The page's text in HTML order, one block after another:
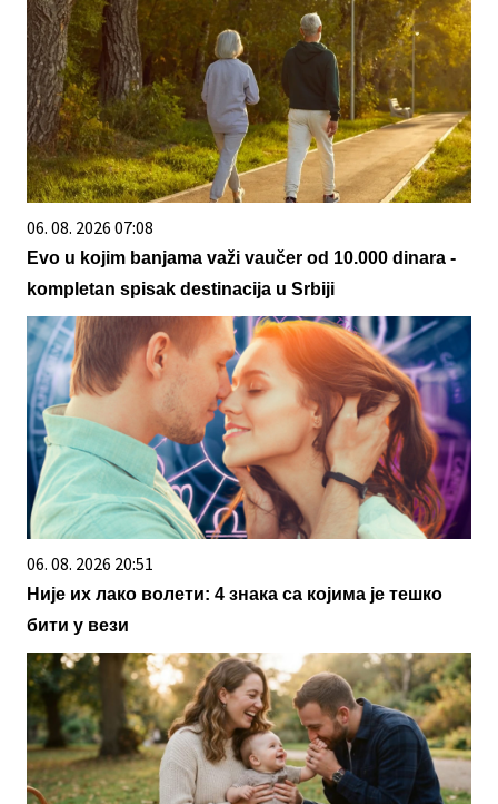
06. 08. 2026 07:08
Evo u kojim banjama važi vaučer od 10.000 dinara -
kompletan spisak destinacija u Srbiji
06. 08. 2026 20:51
Није их лако волети: 4 знака са којима је тешко
бити у вези